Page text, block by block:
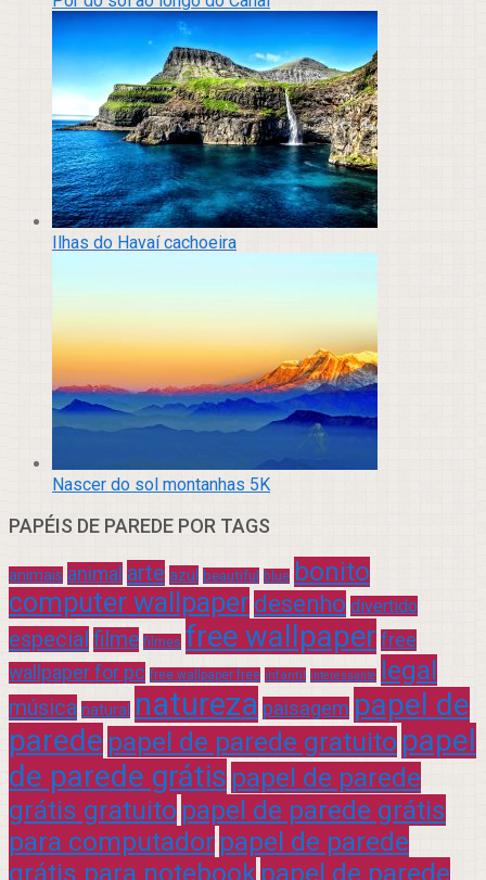
Ilhas do Havaí cachoeira
Nascer do sol montanhas 5K
PAPÉIS DE PAREDE POR TAGS
animais animal arte azul beautiful blue bonito
computer wallpaper desenho divertido
especial filme filmes free wallpaper free
wallpaper for pc free wallpaper free infantil interessante legal
música natural natureza paisagem papel de
parede papel de parede gratuito papel
de parede grátis papel de parede
grátis gratuito papel de parede grátis
para computador papel de parede
grátis para notebook papel de parede